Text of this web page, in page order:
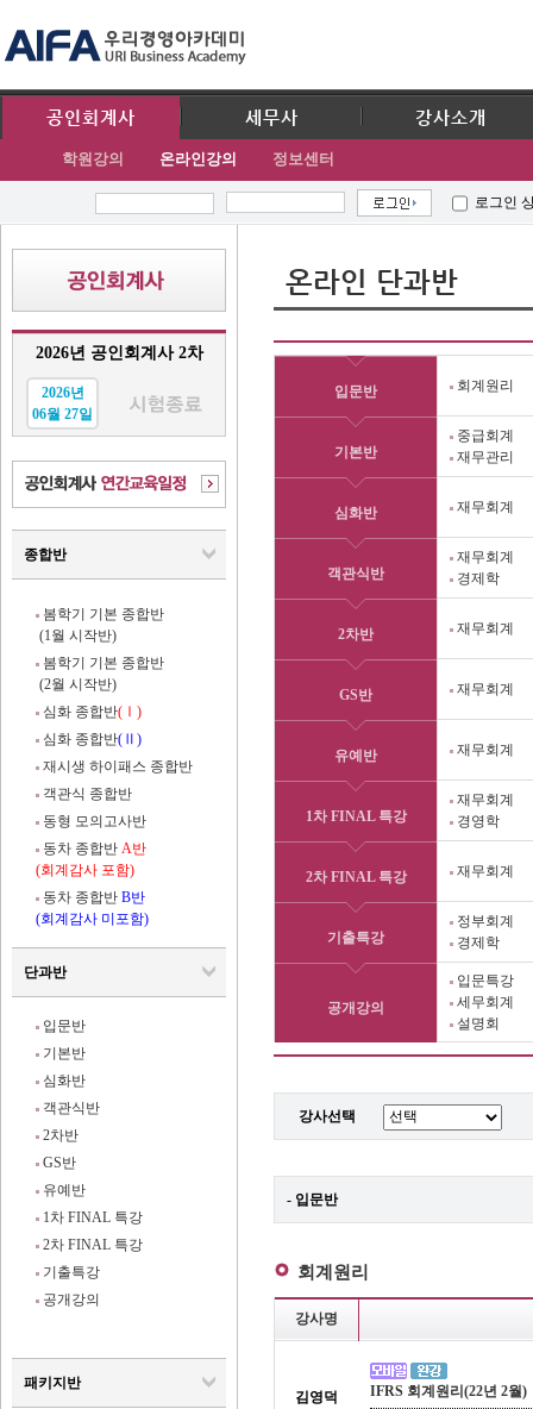
공인회계사
학원강의 온라인강의 정보센터
세무사 강사소개
로그인
2026년 공인회계사 2차
2026년
06월 27일
종합반
봄학기 기본 종합반
(1월 시작반)
봄학기 기본 종합반
(2월 시작반)
심화 종합반(Ⅰ)
심화 종합반(Ⅱ)
재시생 하이패스 종합반
객관식 종합반
동형 모의고사반
동차 종합반 A반
(회계감사 포함)
동차 종합반 B반
(회계감사 미포함)
단과반
입문반
기본반
심화반
객관식반
2차반
GS반
유예반
1차 FINAL 특강
2차 FINAL 특강
기출특강
공개강의
패키지반
온라인 단과반
입문반 회계원리
기본반
중급회계
재무관리
심화반 재무회계
객관식반
재무회계
경제학
2차반 재무회계
GS반 재무회계
유예반 재무회계
1차 FINAL 특강
재무회계
경영학
2차 FINAL 특강 재무회계
기출특강
정부회계
경제학
공개강의
입문특강
세무회계
설명회
강사선택
- 입문반
회계원리
강사명
김영덕 IFRS 회계원리(22년 2월)